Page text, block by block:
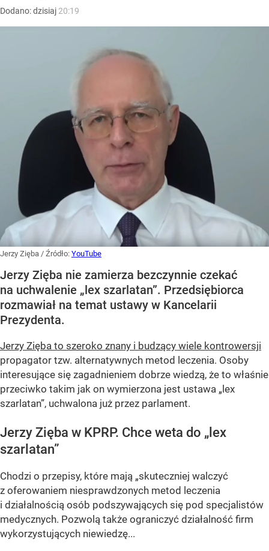
Dodano:dzisiaj 20:19
Jerzy Zięba / Źródło: YouTube
Jerzy Zięba nie zamierza bezczynnie czekać
na uchwalenie „lex szarlatan”. Przedsiębiorca
rozmawiał na temat ustawy w Kancelarii
Prezydenta.
Jerzy Zięba to szeroko znany i budzący wiele kontrowersji
propagator tzw. alternatywnych metod leczenia. Osoby
interesujące się zagadnieniem dobrze wiedzą, że to właśnie
przeciwko takim jak on wymierzona jest ustawa „lex
szarlatan”, uchwalona już przez parlament.
Jerzy Zięba w KPRP. Chce weta do „lex
szarlatan”
Chodzi o przepisy, które mają „skuteczniej walczyć
z oferowaniem niesprawdzonych metod leczenia
i działalnością osób podszywających się pod specjalistów
medycznych. Pozwolą także ograniczyć działalność firm
wykorzystujących niewiedzę...